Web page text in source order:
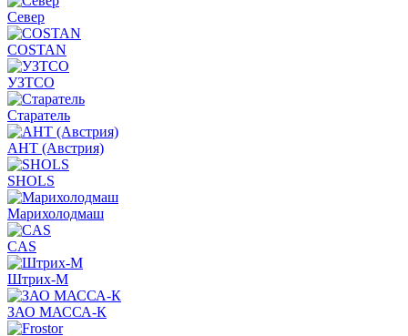
Север
COSTAN
УЗТСО
Старатель
АНТ (Австрия)
SHOLS
Марихолодмаш
CAS
Штрих-М
ЗАО МАССА-К